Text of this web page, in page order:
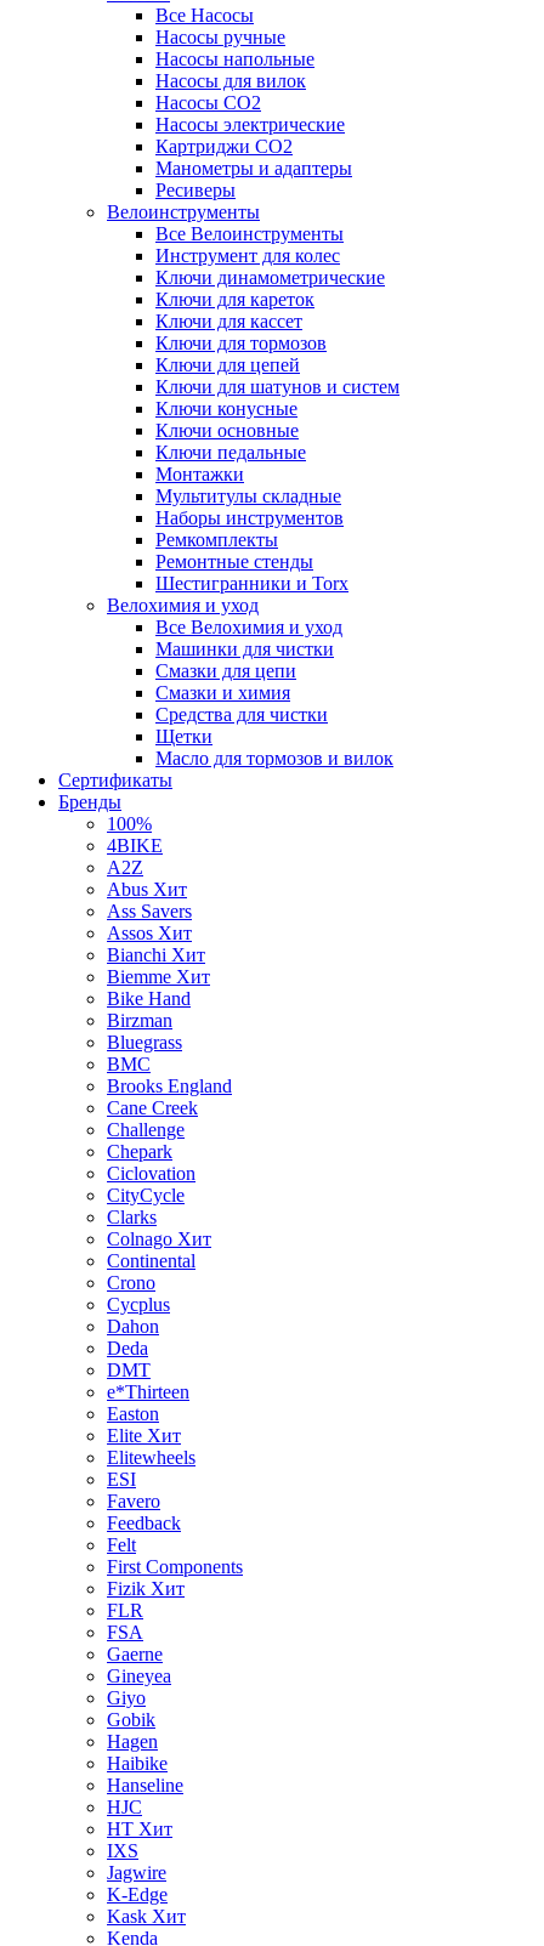
Все Насосы
Насосы ручные
Насосы напольные
Насосы для вилок
Насосы CO2
Насосы электрические
Картриджи CO2
Манометры и адаптеры
Ресиверы
Велоинструменты
Все Велоинструменты
Инструмент для колес
Ключи динамометрические
Ключи для кареток
Ключи для кассет
Ключи для тормозов
Ключи для цепей
Ключи для шатунов и систем
Ключи конусные
Ключи основные
Ключи педальные
Монтажки
Мультитулы складные
Наборы инструментов
Ремкомплекты
Ремонтные стенды
Шестигранники и Torx
Велохимия и уход
Все Велохимия и уход
Машинки для чистки
Смазки для цепи
Смазки и химия
Средства для чистки
Щетки
Масло для тормозов и вилок
Сертификаты
Бренды
100%
4BIKE
A2Z
Abus Хит
Ass Savers
Assos Хит
Bianchi Хит
Biemme Хит
Bike Hand
Birzman
Bluegrass
BMC
Brooks England
Cane Creek
Challenge
Chepark
Ciclovation
CityCycle
Clarks
Colnago Хит
Continental
Crono
Cycplus
Dahon
Deda
DMT
e*Thirteen
Easton
Elite Хит
Elitewheels
ESI
Favero
Feedback
Felt
First Components
Fizik Хит
FLR
FSA
Gaerne
Gineyea
Giyo
Gobik
Hagen
Haibike
Hanseline
HJC
HT Хит
IXS
Jagwire
K-Edge
Kask Хит
Kenda